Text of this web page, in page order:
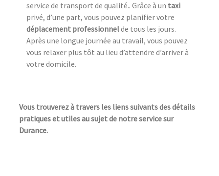
service de transport de qualité.. Grâce à un taxi
privé, d’une part, vous pouvez planifier votre
déplacement professionnelde tous les jours.
Après une longue journée au travail, vous pouvez
vous relaxer plus tôt au lieu d’attendre d’arriver à
votre domicile.
Vous trouverez à travers les liens suivants des détails
pratiques et utiles au sujet de notre service sur
Durance.